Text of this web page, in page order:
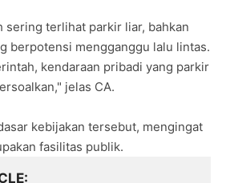
sering terlihat parkir liar, bahkan
berpotensi mengganggu lalu lintas.
kendaraan pribadi yang parkir
jelas CA.
kebijakan tersebut, mengingat
fasilitas publik.